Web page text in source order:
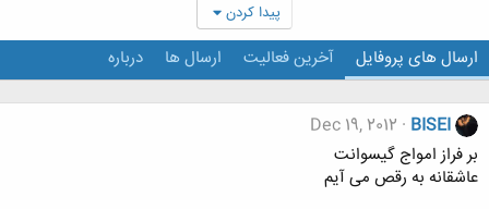
پیدا کردن
ارسال های پروفایل آخرین فعالیت ارسال ها درباره
BISEI
Dec 19, 2012
ﺑﺮ ﻓﺮﺍﺯ ﺍﻣﻮﺍﺝ ﮔﯿﺴﻮﺍﻧﺖ
ﻋﺎﺷﻘﺎﻧﻪ ﺑﻪ ﺭﻗﺺ ﻣﯽ ﺁﯾﻢ